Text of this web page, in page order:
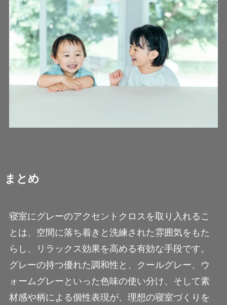
まとめ
寝室にグレーのアクセントクロスを取り入れるこ
とは、空間に落ち着きと洗練された雰囲気をもた
らし、リラックス効果を高める有効な手段です。
グレーの持つ優れた調和性と、クールグレー、ウ
ォームグレーといった色味の使い分け、そして素
材感や柄による個性表現が、理想の寝室づくりを